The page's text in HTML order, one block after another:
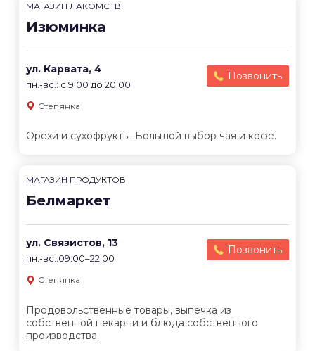
МАГАЗИН ЛАКОМСТВ
Изюминка
ул. Карвата, 4
пн.-вс.: с 9.00 до 20.00
Позвонить
Степянка
Орехи и сухофрукты. Большой выбор чая и кофе.
МАГАЗИН ПРОДУКТОВ
Белмаркет
ул. Связистов, 13
пн.-вс.:09:00–22:00
Позвонить
Степянка
Продовольственные товары, выпечка из
собственной пекарни и блюда собственного
производства.